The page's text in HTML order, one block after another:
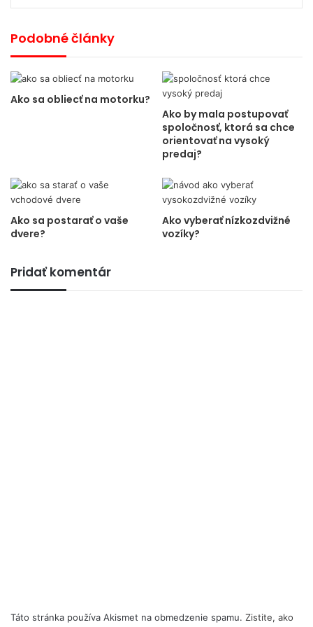
Podobné články
Ako sa obliecť na motorku?
Ako by mala postupovať
spoločnosť, ktorá sa chce
orientovať na vysoký
predaj?
Ako sa postarať o vaše
dvere?
Ako vyberať nízkozdvižné
vozíky?
Pridať komentár
Táto stránka používa Akismet na obmedzenie spamu. Zistite, ako